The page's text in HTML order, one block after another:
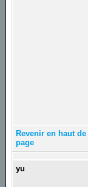
Revenir en haut de
page
yu